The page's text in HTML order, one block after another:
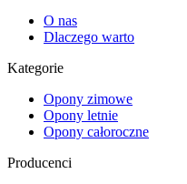
O nas
Dlaczego warto
Kategorie
Opony zimowe
Opony letnie
Opony całoroczne
Producenci